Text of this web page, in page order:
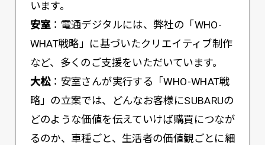
います。
安室：電通デジタルには、弊社の「WHO-
WHAT戦略」に基づいたクリエイティブ制作
など、多くのご支援をいただいています。
大松：安室さんが実行する「WHO-WHAT戦
略」の立案では、どんなお客様にSUBARUの
どのような価値を伝えていけば購買につなが
るのか、車種ごと、生活者の価値観ごとに細